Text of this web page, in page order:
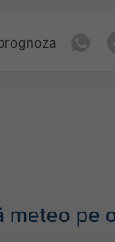
meteo pe